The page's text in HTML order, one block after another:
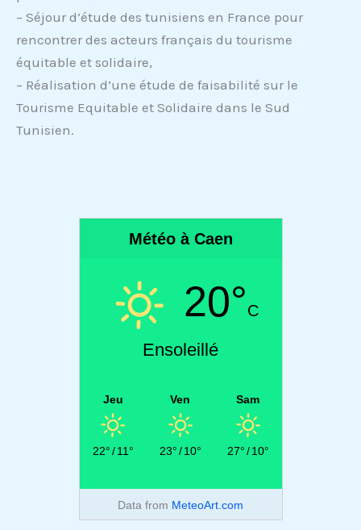
– Séjour d’étude des tunisiens en France pour
rencontrer des acteurs français du tourisme
équitable et solidaire,
– Réalisation d’une étude de faisabilité sur le
Tourisme Equitable et Solidaire dans le Sud
Tunisien.
Météo à Caen
20°C
Ensoleillé
Jeu
22°/ 11°
Ven
23°/ 10°
Sam
27°/ 10°
Data from MeteoArt.com